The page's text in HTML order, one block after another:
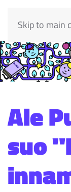
Skip to main
Ale
suo